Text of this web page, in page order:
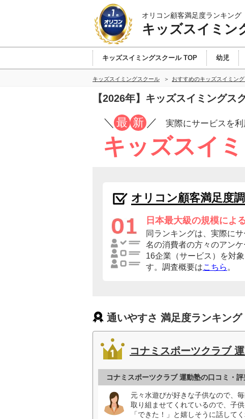
オリコン顧客満足度ランキング
キッズスイミン
キッズスイミングスクール TOP 幼児
キッズスイミングスクール おすすめのキッズスイミン
【2026年】キッズスイミング
／ 最 新 ／ 実際にサービスを
キッズスイ
オリコン顧客満足度
日本最大級の規模によ
同ランキングは、実際に
名の消費者の方々のアン
16企業（サービス）を対
す。調査概要はこちら 。
通いやすさ 満足度ランキング
コナミスポーツクラブ
コナミスポーツクラブ 運動塾の口コミ・評
元々水遊びが好きな子供なので、
取り組ませてくれているので、子
「できた！」と嬉しそうに話して